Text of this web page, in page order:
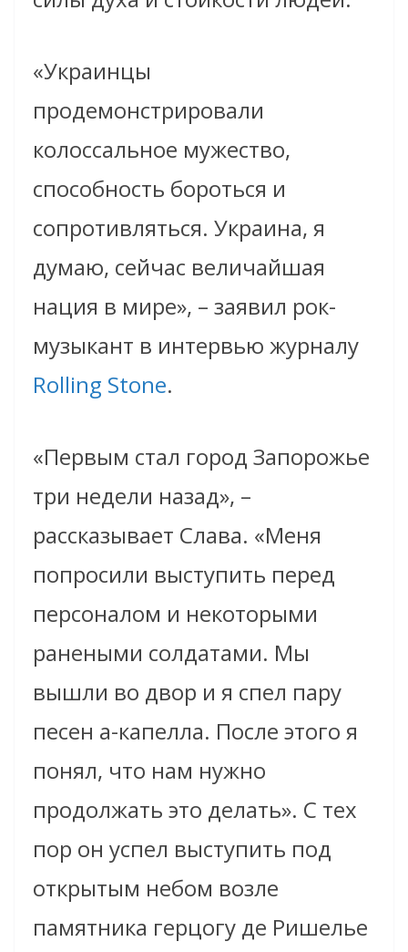
«Украинцы
продемонстрировали
колоссальное мужество,
способность бороться и
сопротивляться. Украина, я
думаю, сейчас величайшая
нация в мире», – заявил рок-
музыкант в интервью журналу
Rolling Stone.
«Первым стал город Запорожье
три недели назад», –
рассказывает Слава. «Меня
попросили выступить перед
персоналом и некоторыми
ранеными солдатами. Мы
вышли во двор и я спел пару
песен а-капелла. После этого я
понял, что нам нужно
продолжать это делать». С тех
пор он успел выступить под
открытым небом возле
памятника герцогу де Ришелье